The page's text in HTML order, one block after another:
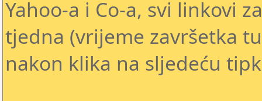
Yahoo-a i Co-a, svi linkovi
tjedna (vrijeme završetka
nakon klika na sljedeću